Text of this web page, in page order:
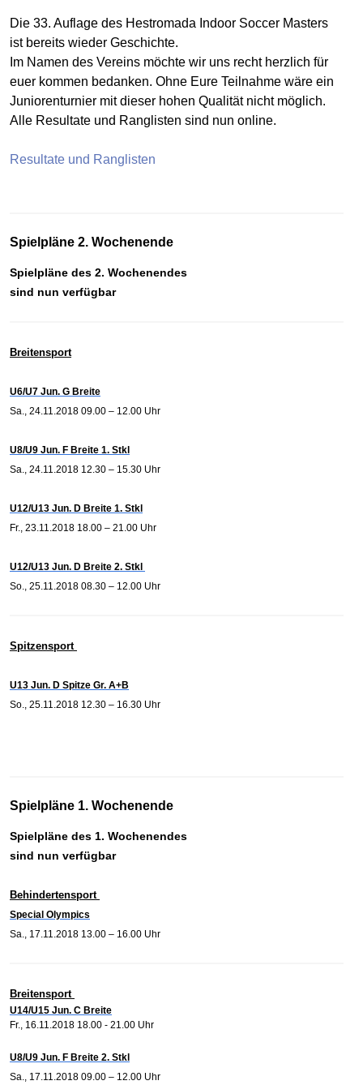
Die 33. Auflage des Hestromada Indoor Soccer Masters
ist bereits wieder Geschichte.
Im Namen des Vereins möchte wir uns recht herzlich für
euer kommen bedanken. Ohne Eure Teilnahme wäre ein
Juniorenturnier mit dieser hohen Qualität nicht möglich.
Alle Resultate und Ranglisten sind nun online.
Resultate und Ranglisten
Spielpläne 2. Wochenende
Spielpläne des 2. Wochenendes
sind nun verfügbar
Breitensport
U6/U7 Jun. G Breite
Sa., 24.11.2018 09.00 – 12.00 Uhr
U8/U9 Jun. F Breite 1. Stkl
Sa., 24.11.2018 12.30 – 15.30 Uhr
U12/U13 Jun. D Breite 1. Stkl
Fr., 23.11.2018 18.00 – 21.00 Uhr
U12/U13 Jun. D Breite 2. Stkl
So., 25.11.2018 08.30 – 12.00 Uhr
Spitzensport
U13 Jun. D Spitze Gr. A+B
So., 25.11.2018 12.30 – 16.30 Uhr
Spielpläne 1. Wochenende
Spielpläne des 1. Wochenendes
sind nun verfügbar
Behindertensport
Special Olympics
Sa., 17.11.2018 13.00 – 16.00 Uhr
Breitensport
U14/U15 Jun. C Breite
Fr., 16.11.2018 18.00 - 21.00 Uhr
U8/U9 Jun. F Breite 2. Stkl
Sa., 17.11.2018 09.00 – 12.00 Uhr